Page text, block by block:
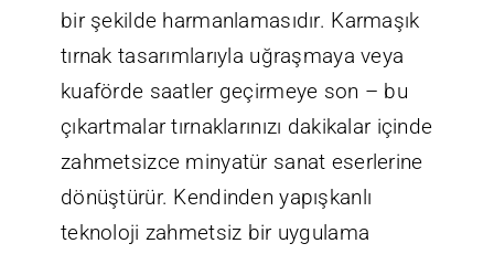
bir şekilde harmanlamasıdır. Karmaşık
tırnak tasarımlarıyla uğraşmaya veya
kuaförde saatler geçirmeye son – bu
çıkartmalar tırnaklarınızı dakikalar içinde
zahmetsizce minyatür sanat eserlerine
dönüştürür. Kendinden yapışkanlı
teknoloji zahmetsiz bir uygulama